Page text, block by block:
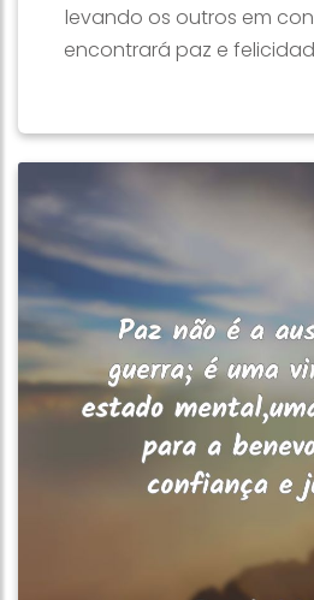
levando os outros em
encontrará paz e